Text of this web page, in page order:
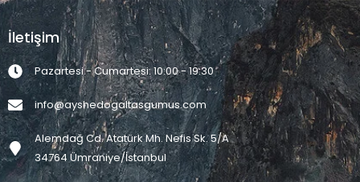
İletişim
Pazartesi - Cumartesi: 10:00 - 19:30
info@ayshedogaltasgumus.com
Alemdağ Cd. Atatürk Mh. Nefis Sk. 5/A
34764 Ümraniye/İstanbul